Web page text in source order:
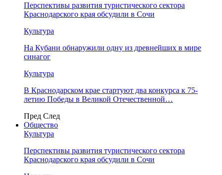
Перспективы развития туристического сектора
Краснодарского края обсудили в Сочи
Культура
На Кубани обнаружили одну из древнейших в мире
синагог
Культура
В Краснодарском крае стартуют два конкурса к 75-
летию Победы в Великой Отечественной…
Пред След
Общество
Культура
Перспективы развития туристического сектора
Краснодарского края обсудили в Сочи